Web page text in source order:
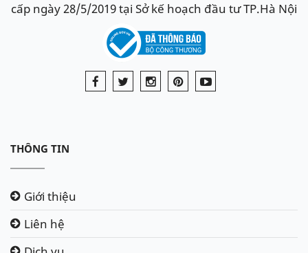
cấp ngày 28/5/2019 tại Sở kế hoạch đầu tư TP.Hà Nội
THÔNG TIN
Giới thiệu
Liên hệ